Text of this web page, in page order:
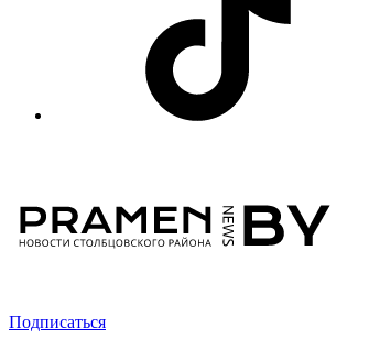
Подписаться